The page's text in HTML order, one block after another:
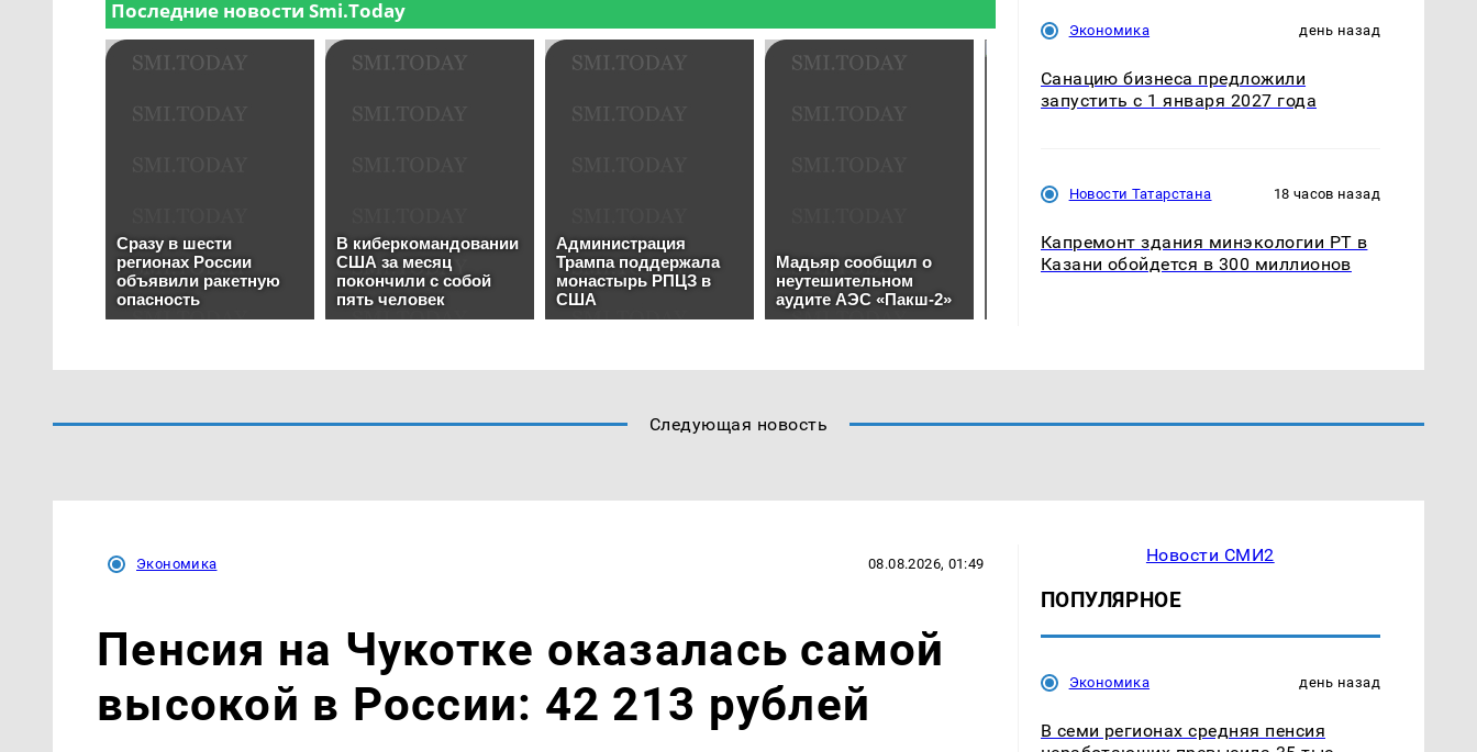
Экономика день назад
Санацию бизнеса предложили
запустить с 1 января 2027 года
Новости Татарстана 18 часов назад
Капремонт здания минэкологии РТ в
Казани обойдется в 300 миллионов
Следующая новость
Экономика 08.08.2026, 01:49
Пенсия на Чукотке оказалась самой
высокой в России: 42 213 рублей
Новости СМИ2
ПОПУЛЯРНОЕ
Экономика день назад
В семи регионах средняя пенсия